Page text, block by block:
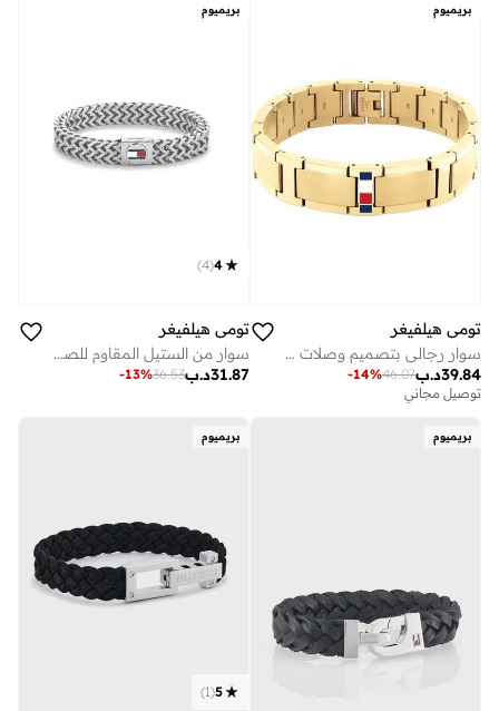
بريميوم
تومي هيلفيغر
سوار رجالي بتصميم وصلات مع علم الأيقوني
د.ب39.84
46.07
-14%
توصيل مجاني
بريميوم
4
(
4
)
تومي هيلفيغر
سوار من الستيل المقاوم للصدأ
د.ب31.87
36.53
-13%
بريميوم بريميوم
5
(
1
)